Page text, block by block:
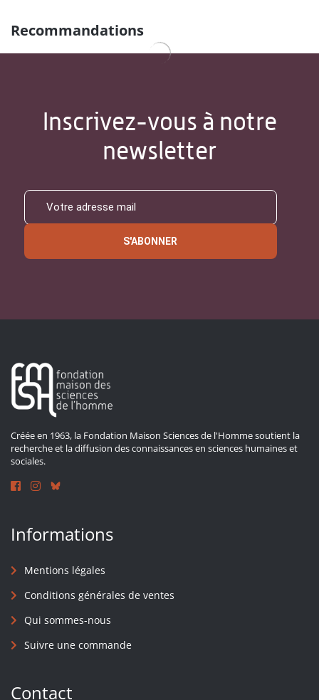
Recommandations
Inscrivez-vous à notre
newsletter
S'ABONNER
Créée en 1963, la Fondation Maison Sciences de l'Homme soutient la
recherche et la diffusion des connaissances en sciences humaines et
sociales.
Informations
Mentions légales
Conditions générales de ventes
Qui sommes-nous
Suivre une commande
Contact